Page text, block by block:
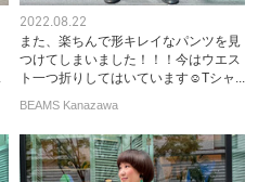
2022.08.22
また、楽ちんで形キレイなパンツを見
つけてしまいました！！！今はウエス
ト一つ折りしてはいています☺︎Tシャ...
BEAMS Kanazawa